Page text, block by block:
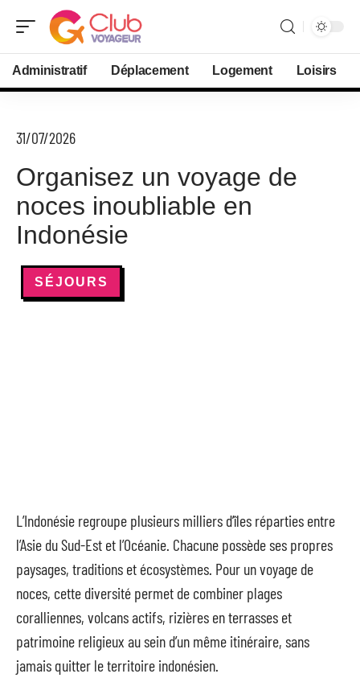
Administratif Déplacement Logement Loisirs
31/07/2026
Organisez un voyage de
noces inoubliable en
Indonésie
SÉJOURS
L’Indonésie regroupe plusieurs milliers d’îles réparties entre
l’Asie du Sud-Est et l’Océanie. Chacune possède ses propres
paysages, traditions et écosystèmes. Pour un voyage de
noces, cette diversité permet de combiner plages
coralliennes, volcans actifs, rizières en terrasses et
patrimoine religieux au sein d’un même itinéraire, sans
jamais quitter le territoire indonésien.